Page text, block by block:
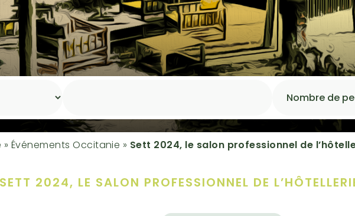
» Événements Occitanie » Sett 2024, le salon professionnel de
SETT 2024, LE SALON PROFESSIONNEL DE